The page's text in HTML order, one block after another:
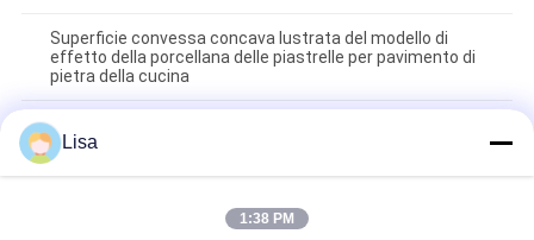
Superficie convessa concava lustrata del modello di
effetto della porcellana delle piastrelle per pavimento di
pietra della cucina
Certificato di pietra del CE della piastrella di ceramica
mattonelle/24x24 della cucina della porcellana della
natura
Glassi la parete resistente della cucina delle mattonelle
della cucina della porcellana/delle mattonelle porcellana
Lisa
1:38 PM